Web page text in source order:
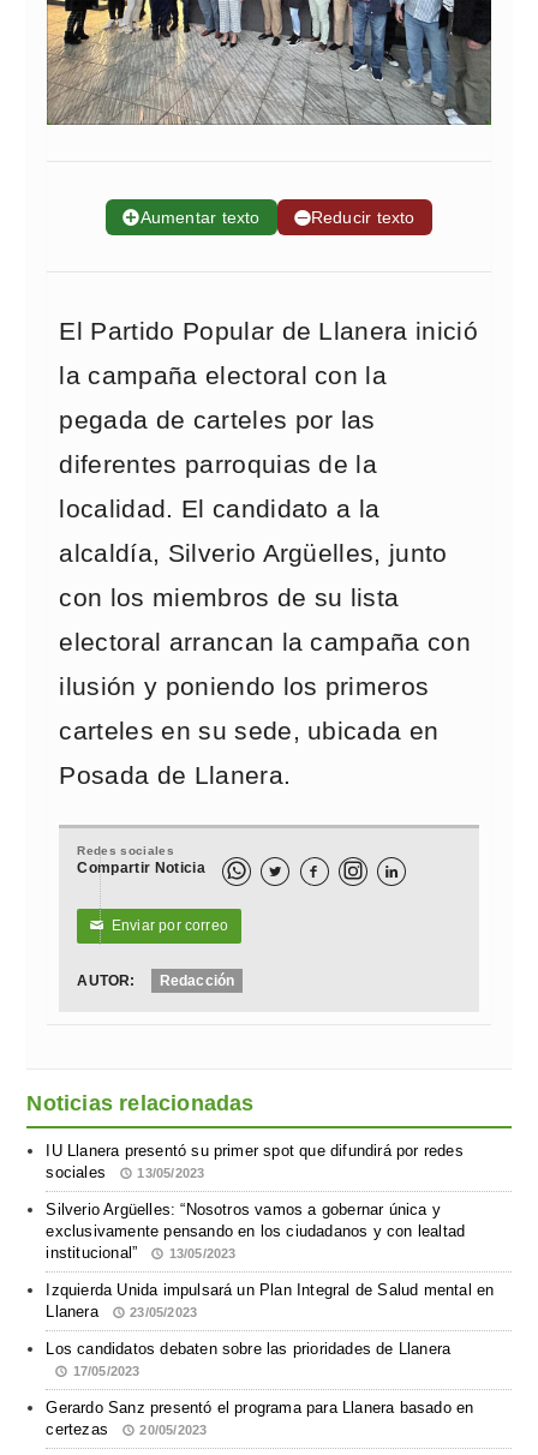
➕Aumentar texto ➖Reducir texto
El Partido Popular de Llanera inició
la campaña electoral con la
pegada de carteles por las
diferentes parroquias de la
localidad. El candidato a la
alcaldía, Silverio Argüelles, junto
con los miembros de su lista
electoral arrancan la campaña con
ilusión y poniendo los primeros
carteles en su sede, ubicada en
Posada de Llanera.
Redes sociales
Compartir Noticia   
✉ Enviar por correo
AUTOR: Redacción
Noticias relacionadas
IU Llanera presentó su primer spot que difundirá por redes
sociales
13/05/2023
Silverio Argüelles: “Nosotros vamos a gobernar única y
exclusivamente pensando en los ciudadanos y con lealtad
institucional”
13/05/2023
Izquierda Unida impulsará un Plan Integral de Salud mental en
Llanera
23/05/2023
Los candidatos debaten sobre las prioridades de Llanera
17/05/2023
Gerardo Sanz presentó el programa para Llanera basado en
certezas
20/05/2023